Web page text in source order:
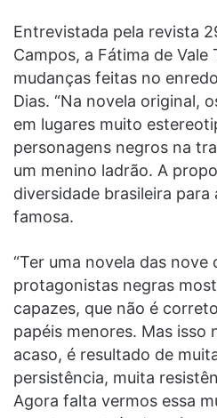
Entrevistada pela revista
Campos, a Fátima de
mudanças feitas no
Dias. “Na novela original,
em lugares muito
personagens negros na
um menino ladrão. A
diversidade brasileira para
famosa.
“Ter uma novela das nove
protagonistas negras
capazes, que não é
papéis menores. Mas isso
acaso, é resultado de
persistência, muita
Agora falta vermos essa